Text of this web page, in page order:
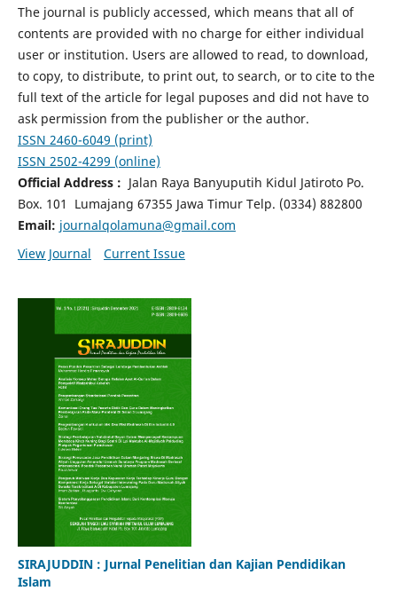
The journal is publicly accessed, which means that all of
contents are provided with no charge for either individual
user or institution. Users are allowed to read, to download,
to copy, to distribute, to print out, to search, or to cite to the
full text of the article for legal puposes and did not have to
ask permission from the publisher or the author.
ISSN 2460-6049 (print)
ISSN 2502-4299 (online)
Official Address : Jalan Raya Banyuputih Kidul Jatiroto Po.
Box. 101 Lumajang 67355 Jawa Timur Telp. (0334) 882800
Email: journalqolamuna@gmail.com
View Journal
Current Issue
SIRAJUDDIN : Jurnal Penelitian dan Kajian Pendidikan
Islam